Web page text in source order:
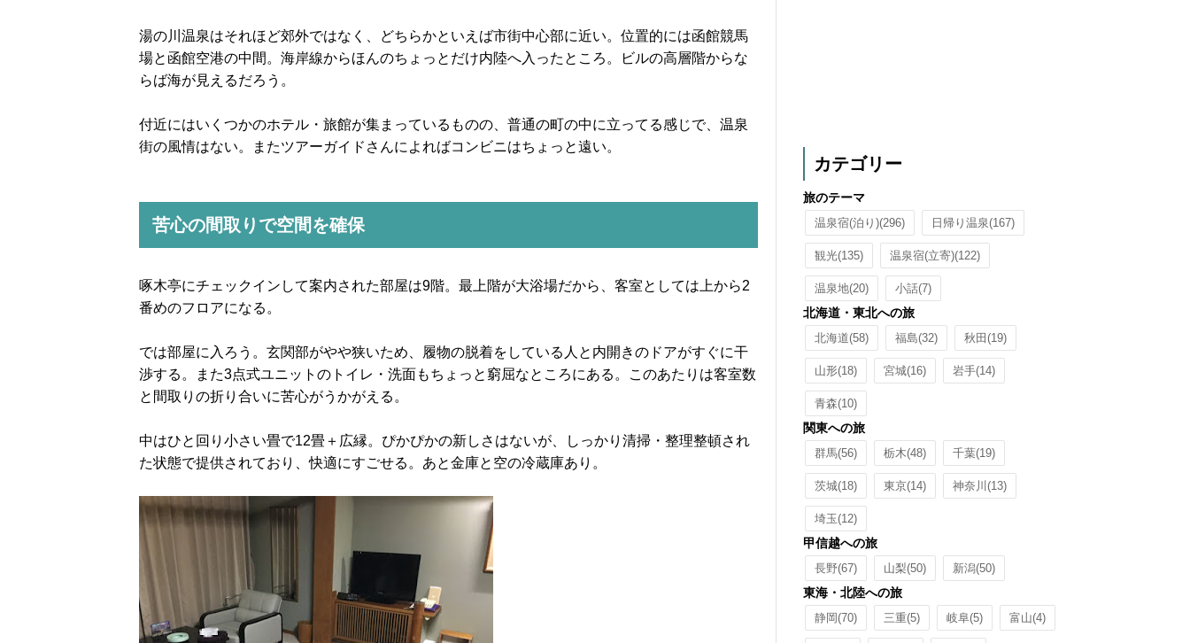
湯の川温泉はそれほど郊外ではなく、どちらかといえば市街中心部に近い。位置的には函館競馬
場と函館空港の中間。海岸線からほんのちょっとだけ内陸へ入ったところ。ビルの高層階からな
らば海が見えるだろう。
付近にはいくつかのホテル・旅館が集まっているものの、普通の町の中に立ってる感じで、温泉
街の風情はない。またツアーガイドさんによればコンビニはちょっと遠い。
苦心の間取りで空間を確保
啄木亭にチェックインして案内された部屋は9階。最上階が大浴場だから、客室としては上から2
番めのフロアになる。
では部屋に入ろう。玄関部がやや狭いため、履物の脱着をしている人と内開きのドアがすぐに干
渉する。また3点式ユニットのトイレ・洗面もちょっと窮屈なところにある。このあたりは客室数
と間取りの折り合いに苦心がうかがえる。
中はひと回り小さい畳で12畳＋広縁。ぴかぴかの新しさはないが、しっかり清掃・整理整頓され
た状態で提供されており、快適にすごせる。あと金庫と空の冷蔵庫あり。
カテゴリー
旅のテーマ
温泉宿(泊り)(296) 日帰り温泉(167)
観光(135) 温泉宿(立寄)(122)
温泉地(20) 小話(7)
北海道・東北への旅
北海道(58) 福島(32) 秋田 (19)
山形(18) 宮城(16) 岩手(14)
青森(10)
関東への旅
群馬(56) 栃木(48) 千葉(19)
茨城(18) 東京(14) 神奈川 (13)
埼玉(12)
甲信越への旅
長野(67) 山梨(50) 新潟(50)
東海・北陸への旅
静岡(70) 三重(5) 岐阜(5) 富山(4)